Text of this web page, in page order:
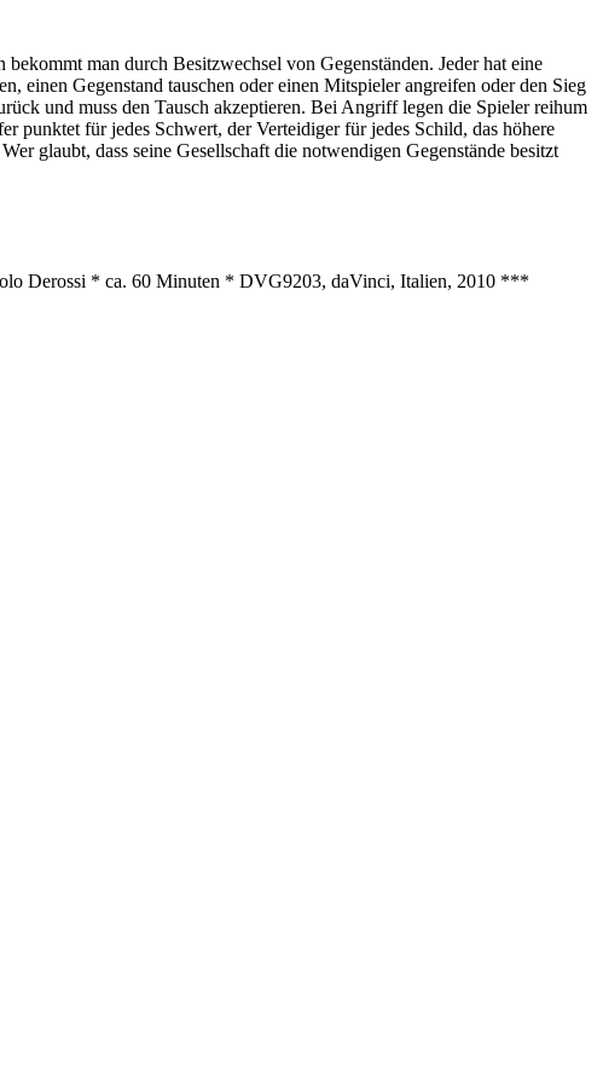
man durch Besitzwechsel von Gegenständen. Jeder hat eine
einen Gegenstand tauschen oder einen Mitspieler angreifen oder den Sieg
und muss den Tausch akzeptieren. Bei Angriff legen die Spieler reihum
punktet für jedes Schwert, der Verteidiger für jedes Schild, das höhere
glaubt, dass seine Gesellschaft die notwendigen Gegenstände besitzt
Derossi * ca. 60 Minuten * DVG9203, daVinci, Italien, 2010 ***